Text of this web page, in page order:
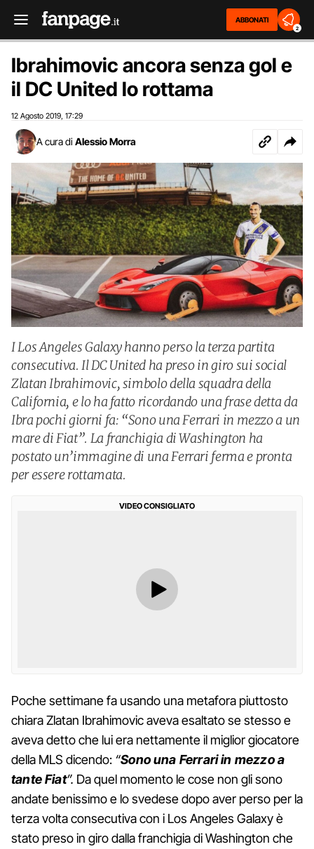
ABBONATI
2
Ibrahimovic ancora senza gol e
il DC United lo rottama
12 Agosto 2019 17:29
A cura di Alessio Morra
I Los Angeles Galaxy hanno perso la terza partita
consecutiva. Il DC United ha preso in giro sui social
Zlatan Ibrahimovic, simbolo della squadra della
California, e lo ha fatto ricordando una frase detta da
Ibra pochi giorni fa: “Sono una Ferrari in mezzo a un
mare di Fiat”. La franchigia di Washington ha
postato un’immagine di una Ferrari ferma e pronta
per essere rottamata.
VIDEO CONSIGLIATO
Poche settimane fa usando una metafora piuttosto
chiara Zlatan Ibrahimovic aveva esaltato se stesso e
aveva detto che lui era nettamente il miglior giocatore
della MLS dicendo: “Sono una Ferrari in mezzo a
tante Fiat”. Da quel momento le cose non gli sono
andate benissimo e lo svedese dopo aver perso per la
terza volta consecutiva con i Los Angeles Galaxy è
stato preso in giro dalla franchigia di Washington che